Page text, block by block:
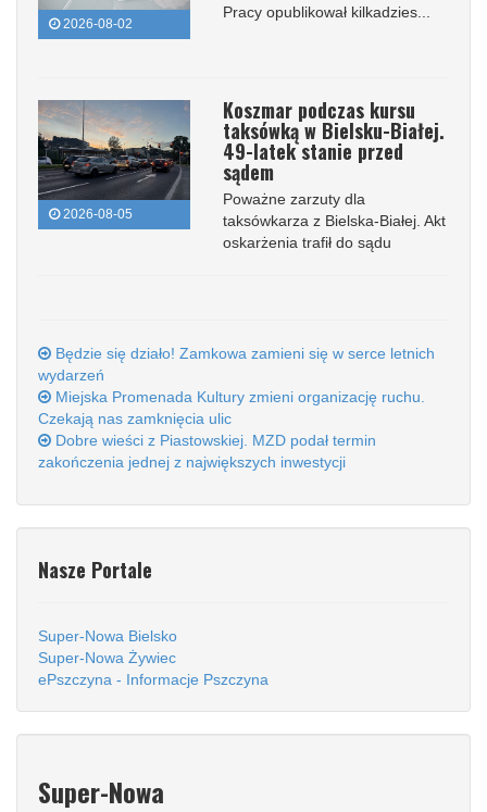
2026-08-02
Pracy opublikował kilkadzies...
2026-08-05
Koszmar podczas kursu
taksówką w Bielsku-Białej.
49-latek stanie przed
sądem
Poważne zarzuty dla
taksówkarza z Bielska-Białej. Akt
oskarżenia trafił do sądu
Będzie się działo! Zamkowa zamieni się w serce letnich
wydarzeń
Miejska Promenada Kultury zmieni organizację ruchu.
Czekają nas zamknięcia ulic
Dobre wieści z Piastowskiej. MZD podał termin
zakończenia jednej z największych inwestycji
Nasze Portale
Super-Nowa Bielsko
Super-Nowa Żywiec
ePszczyna - Informacje Pszczyna
Super-Nowa